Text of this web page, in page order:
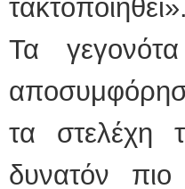
τακτοποιηθεί».
Τα
τα στελέχη
δυνατόν